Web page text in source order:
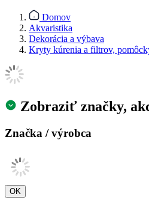
Domov
Akvaristika
Dekorácia a výbava
Kryty kúrenia a filtrov,
Zobraziť značky,
Značka / výrobca